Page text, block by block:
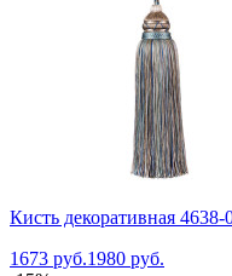
Кисть декоративная
1673 руб.1980 руб.